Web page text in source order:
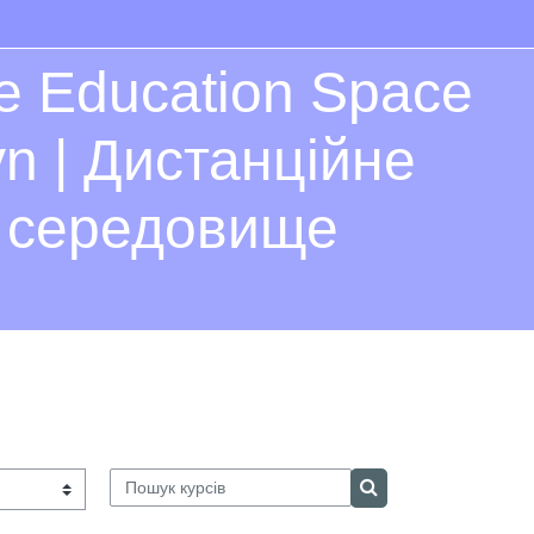
Education Space
| Дистанційне
середовище
Пошук курсів
Пошук курсів